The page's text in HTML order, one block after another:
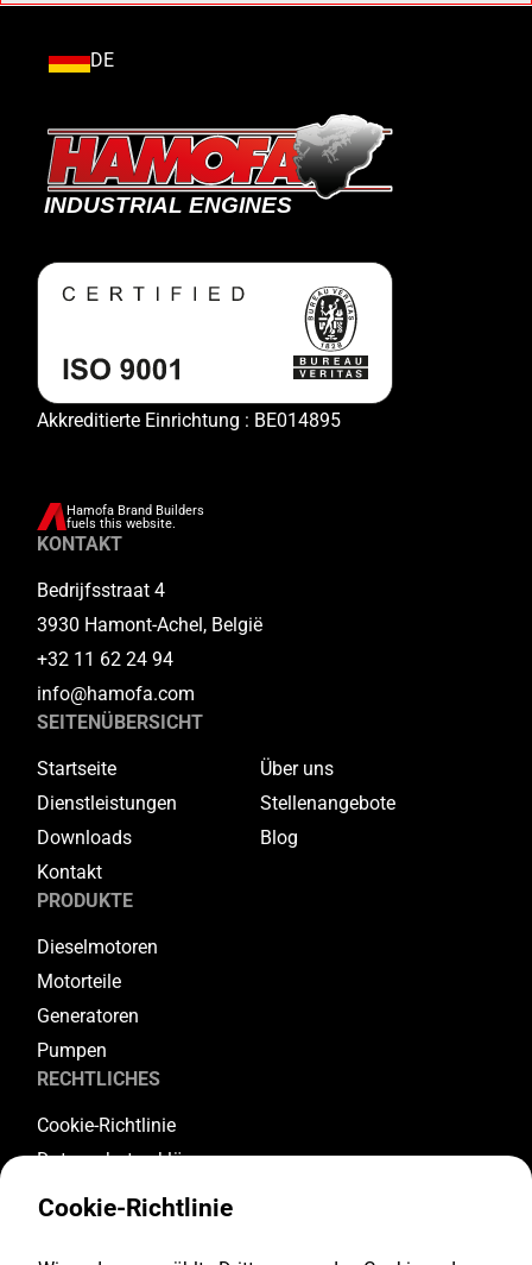
DE
Akkreditierte Einrichtung : BE014895
Hamofa Brand Builders
fuels this website.
KONTAKT
Bedrijfsstraat 4
3930 Hamont-Achel, België
+32 11 62 24 94
info@hamofa.com
SEITENÜBERSICHT
Startseite
Über uns
Dienstleistungen
Stellenangebote
Downloads
Blog
Kontakt
PRODUKTE
Dieselmotoren
Motorteile
Generatoren
Pumpen
RECHTLICHES
Cookie-Richtlinie
Datenschutzerklärung
Allgemeine Geschäftsbedingungen
Cookie-Richtlinie